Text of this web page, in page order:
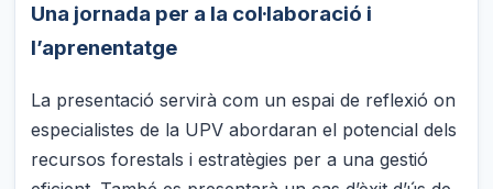
Una jornada per a la col·laboració i
l’aprenentatge
La presentació servirà com un espai de reflexió on
especialistes de la UPV abordaran el potencial dels
recursos forestals i estratègies per a una gestió